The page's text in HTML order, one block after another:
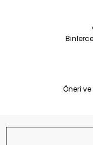
Öneri